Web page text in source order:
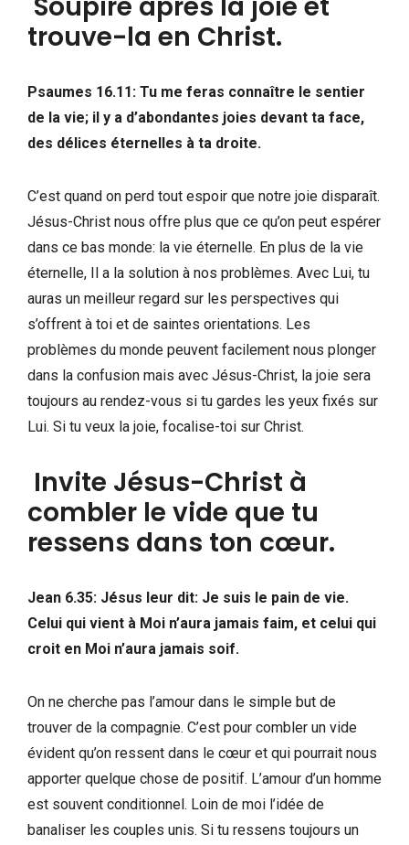
trouve-la en Christ.
Psaumes 16.11: Tu me feras connaître le sentier
de la vie; il y a d’abondantes joies devant ta face,
des délices éternelles à ta droite.
C’est quand on perd tout espoir que notre joie disparaît.
Jésus-Christ nous offre plus que ce qu’on peut espérer
dans ce bas monde: la vie éternelle. En plus de la vie
éternelle, Il a la solution à nos problèmes. Avec Lui, tu
auras un meilleur regard sur les perspectives qui
s’offrent à toi et de saintes orientations. Les
problèmes du monde peuvent facilement nous plonger
dans la confusion mais avec Jésus-Christ, la joie sera
toujours au rendez-vous si tu gardes les yeux fixés sur
Lui. Si tu veux la joie, focalise-toi sur Christ.
Invite Jésus-Christ à
combler le vide que tu
ressens dans ton cœur.
Jean 6.35: Jésus leur dit: Je suis le pain de vie.
Celui qui vient à Moi n’aura jamais faim, et celui qui
croit en Moi n’aura jamais soif.
On ne cherche pas l’amour dans le simple but de
trouver de la compagnie. C’est pour combler un vide
évident qu’on ressent dans le cœur et qui pourrait nous
apporter quelque chose de positif. L’amour d’un homme
est souvent conditionnel. Loin de moi l’idée de
banaliser les couples unis. Si tu ressens toujours un